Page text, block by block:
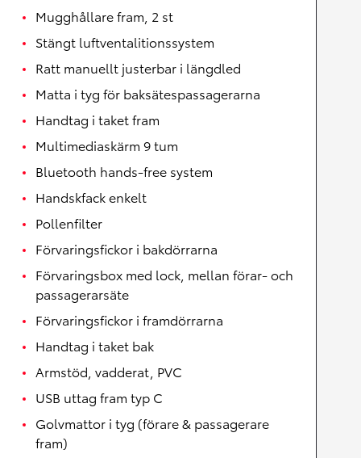
Mugghållare fram, 2 st
Stängt luftventalitionssystem
Ratt manuellt justerbar i längdled
Matta i tyg för baksätespassagerarna
Handtag i taket fram
Multimediaskärm 9 tum
Bluetooth hands-free system
Handskfack enkelt
Pollenfilter
Förvaringsfickor i bakdörrarna
Förvaringsbox med lock, mellan förar- och
passagerarsäte
Förvaringsfickor i framdörrarna
Handtag i taket bak
Armstöd, vadderat, PVC
USB uttag fram typ C
Golvmattor i tyg (förare & passagerare
fram)